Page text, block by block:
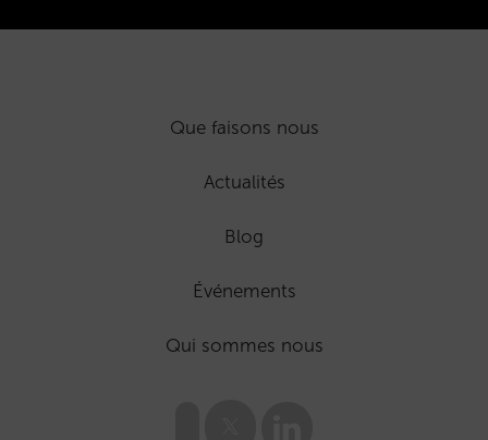
Que faisons nous
Actualités
Blog
Événements
Qui sommes nous